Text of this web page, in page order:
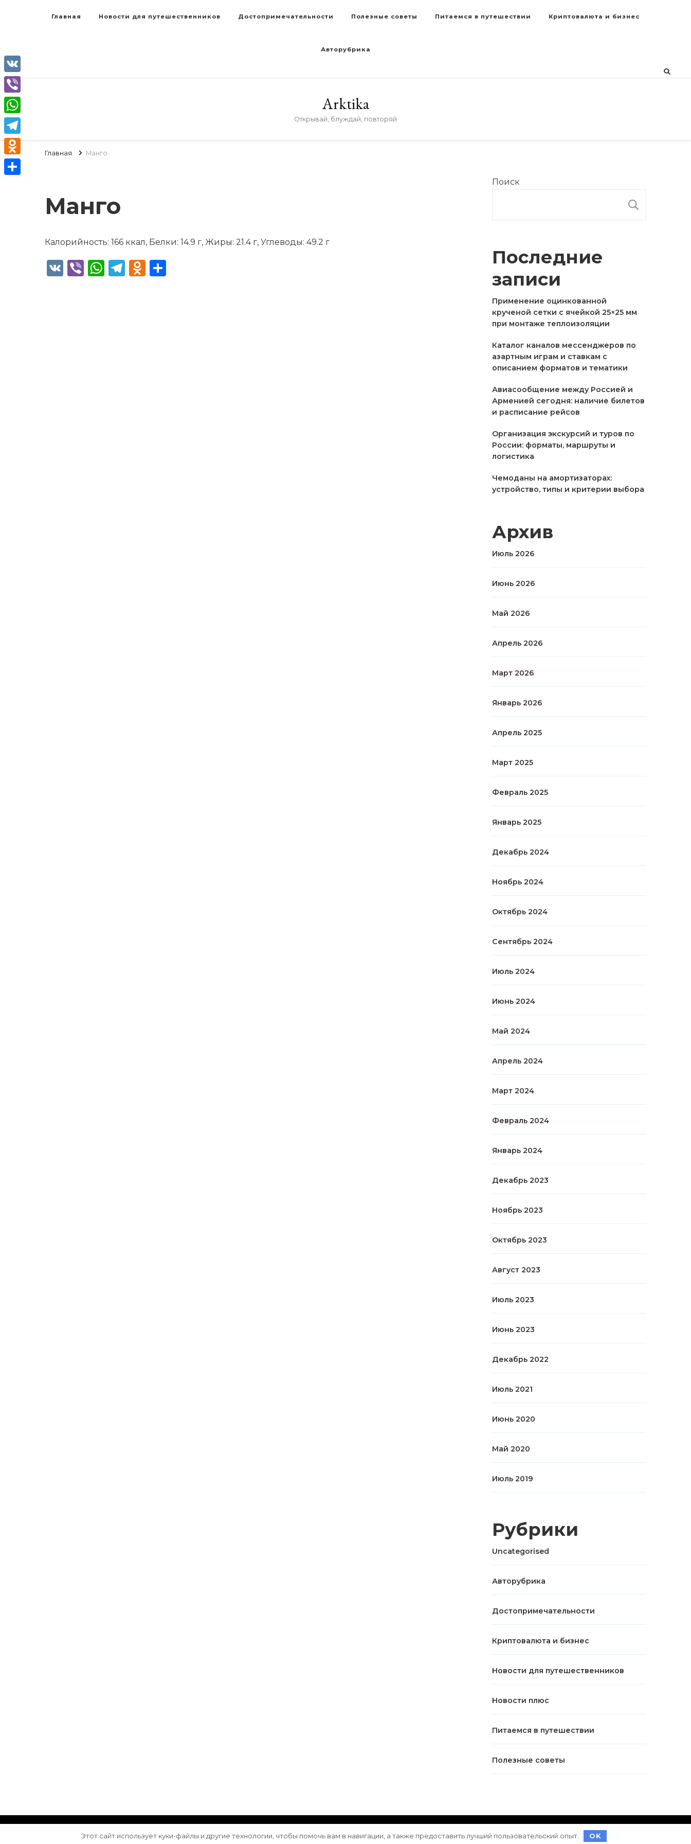
Главная Новости для путешественников Достопримечательности Полезные советы Питаемся в путешествии Криптовалюта и бизнес
Авторубрика
Arktika
Открывай, блуждай, повторяй
Главная Манго
Манго
Калорийность: 166 ккал, Белки: 14.9 г, Жиры: 21.4 г, Углеводы: 49.2 г
VK ViberWhatsApp
Telegram
Odnoklassniki
Поиск
Последние
записи
Применение оцинкованной
крученой сетки с ячейкой 25×25 мм
при монтаже теплоизоляции
Каталог каналов мессенджеров по
азартным играм и ставкам с
описанием форматов и тематики
Авиасообщение между Россией и
Арменией сегодня: наличие билетов
и расписание рейсов
Организация экскурсий и туров по
России: форматы, маршруты и
логистика
Чемоданы на амортизаторах:
устройство, типы и критерии выбора
Архив
Июль 2026
Июнь 2026
Май 2026
Апрель 2026
Март 2026
Январь 2026
Апрель 2025
Март 2025
Февраль 2025
Январь 2025
Декабрь 2024
Ноябрь 2024
Октябрь 2024
Сентябрь 2024
Июль 2024
Июнь 2024
Май 2024
Апрель 2024
Март 2024
Февраль 2024
Январь 2024
Декабрь 2023
Ноябрь 2023
Октябрь 2023
Август 2023
Июль 2023
Июнь 2023
Декабрь 2022
Июль 2021
Июнь 2020
Май 2020
Июль 2019
Рубрики
Uncategorised
Авторубрика
Достопримечательности
Криптовалюта и бизнес
Новости для путешественников
Новости плюс
Питаемся в путешествии
Полезные советы
© Авторское право 2026 . Все права защищены. Vilva | Разработана WordPress
VK
Viber
WhatsApp
Telegram
Odnoklassniki
Этот сайт использует куки-файлы и другие технологии, чтобы помочь вам в навигации, а также предоставить лучший пользовательский опыт. OK